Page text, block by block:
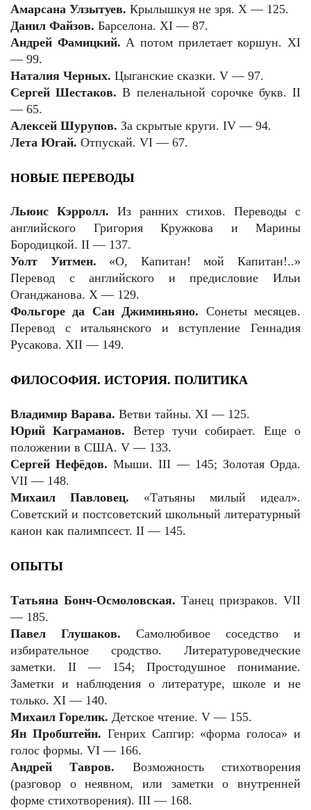
Амарсана Улзытуев. Крылышкуя не зря. X — 125.
Данил Файзов. Барселона. XI — 87.
Андрей Фамицкий. А потом прилетает коршун. XI
— 99.
Наталия Черных. Цыганские сказки. V — 97.
Сергей Шестаков.В пеленальной сорочке букв. II
— 65.
Алексей Шурупов. За скрытые круги. IV — 94.
Лета Югай. Отпускай. VI — 67.
НОВЫЕ ПЕРЕВОДЫ
Льюис Кэрролл. Из ранних стихов. Переводы с
английского Григория Кружкова и Марины
Бородицкой. II — 137.
Уолт Уитмен. «О, Капитан! мой Капитан!..»
Перевод с английского и предисловие Ильи
Оганджанова. X — 129.
Фольгоре да Сан Джиминьяно. Сонеты месяцев.
Перевод с итальянского и вступление Геннадия
Русакова. XII — 149.
ФИЛОСОФИЯ. ИСТОРИЯ. ПОЛИТИКА
Владимир Варава. Ветви тайны. XI — 125.
Юрий Каграманов. Ветер тучи собирает. Еще о
положении в США. V — 133.
Сергей Нефёдов.Мыши. III — 145; Золотая Орда.
VII — 148.
Михаил Павловец. «Татьяны милый идеал».
Советский и постсоветский школьный литературный
канон как палимпсест. II — 145.
ОПЫТЫ
Татьяна Бонч-Осмоловская. Танец призраков. VII
— 185.
Павел Глушаков. Самолюбивое соседство и
избирательное сродство. Литературоведческие
заметки. II — 154; Простодушное понимание.
Заметки и наблюдения о литературе, школе и не
только. XI — 140.
Михаил Горелик. Детское чтение. V — 155.
Ян Пробштейн. Генрих Сапгир: «форма голоса» и
голос формы. VI — 166.
Андрей Тавров. Возможность стихотворения
(разговор о неявном, или заметки о внутренней
форме стихотворения). III — 168.